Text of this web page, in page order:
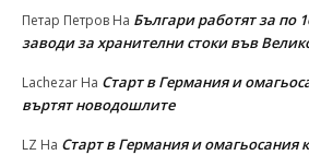
Петар Петров На Българи работят за по
заводи за хранителни стоки във
Lachezar На Старт в Германия и
въртят новодошлите
LZ На Старт в Германия и омагьосания